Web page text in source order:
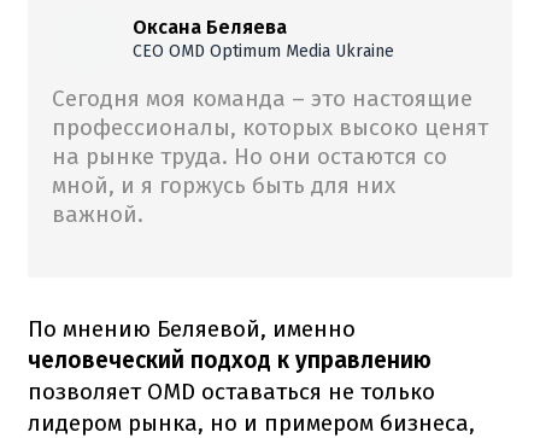
Оксана Беляева
CEO OMD Optimum Media Ukraine
Сегодня моя команда – это настоящие
профессионалы, которых высоко ценят
на рынке труда. Но они остаются со
мной, и я горжусь быть для них
важной.
По мнению Беляевой, именно
человеческий подход к управлению
позволяет OMD оставаться не только
лидером рынка, но и примером бизнеса,